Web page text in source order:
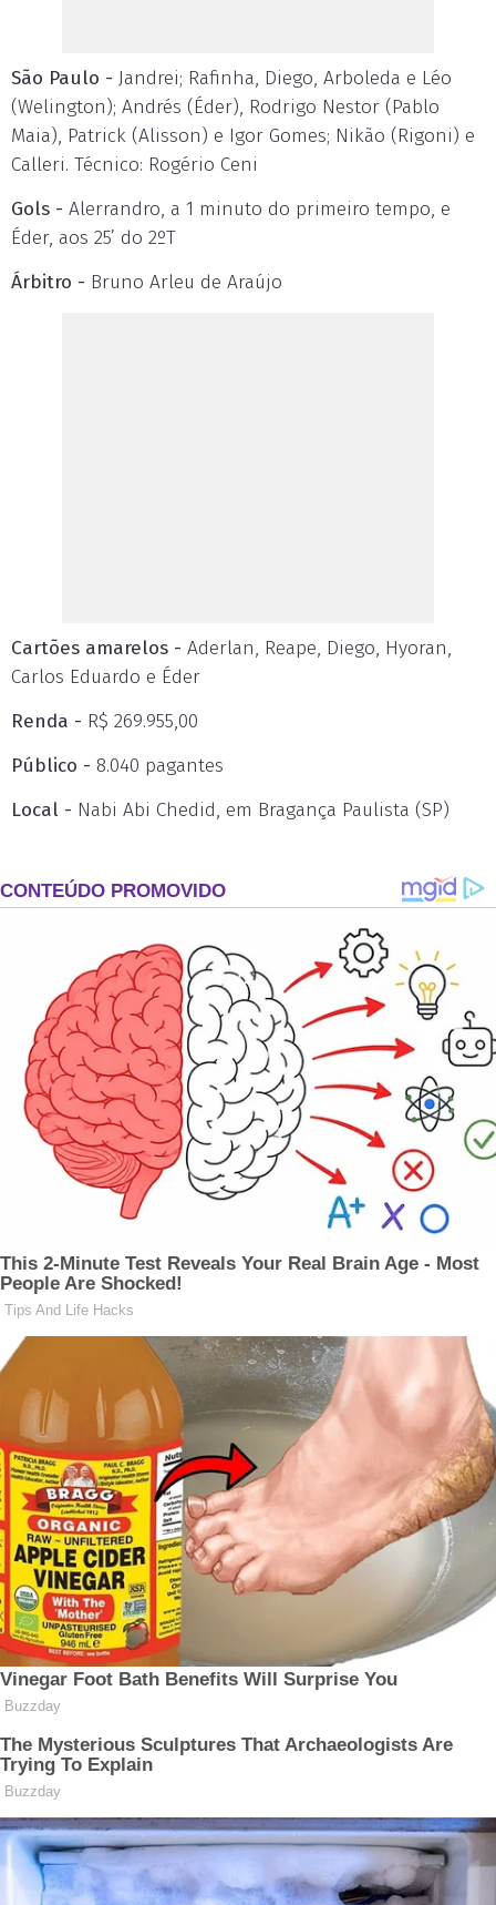
São Paulo - Jandrei; Rafinha, Diego, Arboleda e Léo
(Welington); Andrés (Éder), Rodrigo Nestor (Pablo
Maia), Patrick (Alisson) e Igor Gomes; Nikão (Rigoni) e
Calleri. Técnico: Rogério Ceni
Gols - Alerrandro, a 1 minuto do primeiro tempo, e
Éder, aos 25’ do 2ºT
Árbitro - Bruno Arleu de Araújo
Cartões amarelos - Aderlan, Reape, Diego, Hyoran,
Carlos Eduardo e Éder
Renda - R$ 269.955,00
Público - 8.040 pagantes
Local - Nabi Abi Chedid, em Bragança Paulista (SP)